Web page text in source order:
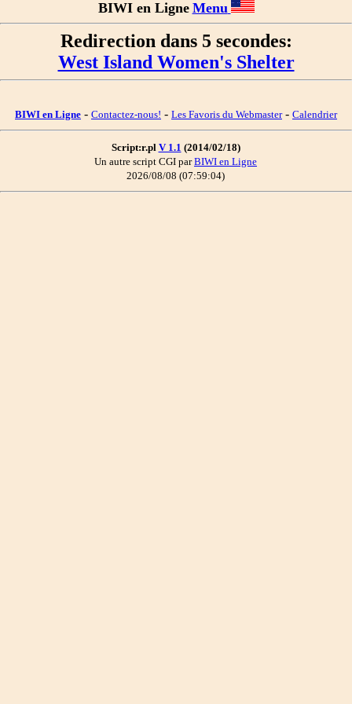
BIWI en Ligne Menu
Redirection dans 5 secondes:
West Island Women's Shelter
BIWI en Ligne - Contactez-nous! - Les Favoris du Webmaster- Calendrier
Script:r.pl V 1.1 (2014/02/18)
Un autre script CGI parBIWI en Ligne
2026/08/08 (07:59:04)